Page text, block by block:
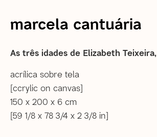
Informações gerais
WhatsApp +55 21 985608524
São Paulo
Travessa Dona Paula, 108 | Higienópolis
01239-050 | São Paulo (SP) | Brasil
Tel: +55 11 3231 0054
marcela cantuária
As três idades de Elizabeth Teixeira,
acrílica sobre tela
[ccrylic on canvas]
150 x 200 x 6 cm
[59 1/8 x 78 3/4 x 2 3/8 in]